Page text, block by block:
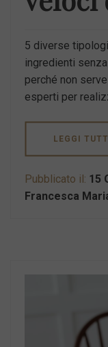
5 diverse
ingredienti
perché non
esperti per
LEGGI
Pubblicato il: 15
Francesca